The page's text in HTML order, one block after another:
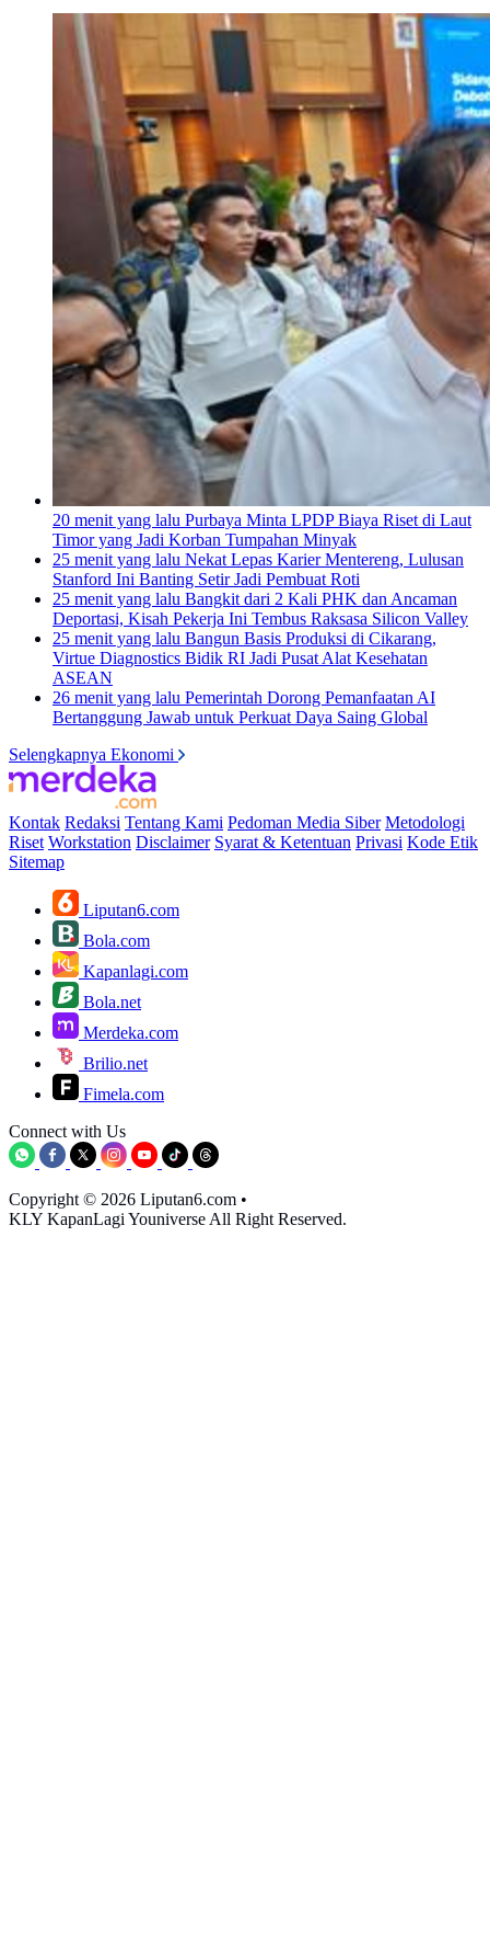
20 menit yang lalu Purbaya Minta LPDP Biaya Riset di Laut
Timor yang Jadi Korban Tumpahan Minyak
25 menit yang lalu Nekat Lepas Karier Mentereng, Lulusan
Stanford Ini Banting Setir Jadi Pembuat Roti
25 menit yang lalu Bangkit dari 2 Kali PHK dan Ancaman
Deportasi, Kisah Pekerja Ini Tembus Raksasa Silicon Valley
25 menit yang lalu Bangun Basis Produksi di Cikarang,
Virtue Diagnostics Bidik RI Jadi Pusat Alat Kesehatan
ASEAN
26 menit yang lalu Pemerintah Dorong Pemanfaatan AI
Bertanggung Jawab untuk Perkuat Daya Saing Global
Selengkapnya Ekonomi
Kontak Redaksi Tentang Kami Pedoman Media Siber Metodologi
Riset Workstation Disclaimer Syarat & Ketentuan Privasi Kode Etik
Sitemap
Liputan6.com
Bola.com
Kapanlagi.com
Bola.net
Merdeka.com
Brilio.net
Fimela.com
Connect with Us
Copyright © 2026 Liputan6.com •
KLY KapanLagi Youniverse All Right Reserved.